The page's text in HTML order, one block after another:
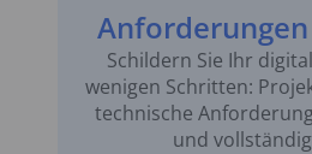
Schildern Sie Ihr
wenigen Schritten:
technische
und